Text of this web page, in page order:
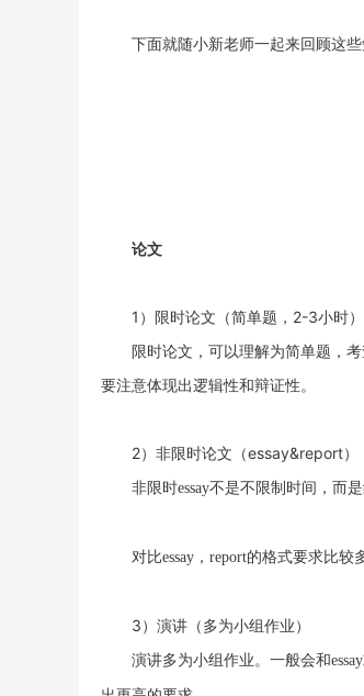
下面就随小新老师一起来回顾这
论文
1）限时论文（简单题，2-3小时）
限时论文，可以理解为简单题，
要注意体现出逻辑性和辩证性。
2）非限时论文（essay&report）
非限时essay不是不限制时间，而
对比essay，report的格式要求比较
3）演讲（多为小组作业）
演讲多为小组作业。一般会和